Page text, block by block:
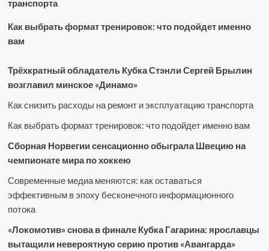
транспорта
Как выбрать формат тренировок: что подойдет именно
вам
Трёхкратный обладатель Кубка Стэнли Сергей Брылин
возглавил минское «Динамо»
Как снизить расходы на ремонт и эксплуатацию транспорта
Как выбрать формат тренировок: что подойдет именно вам
Сборная Норвегии сенсационно обыграла Швецию на
чемпионате мира по хоккею
Современные медиа меняются: как оставаться
эффективным в эпоху бесконечного информационного
потока
«Локомотив» снова в финале Кубка Гагарина: ярославцы
вытащили невероятную серию против «Авангарда»